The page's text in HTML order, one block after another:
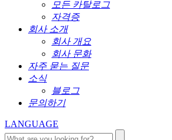
모든 카탈로그
자격증
회사 소개
회사 개요
회사 문화
자주 묻는 질문
소식
블로그
문의하기
LANGUAGE